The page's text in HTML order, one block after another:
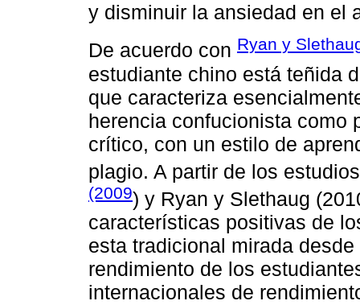
y disminuir la ansiedad en el
De acuerdo con Ryan y
estudiante chino está teñida
que caracteriza
herencia confucionista como
crítico, con un estilo de
plagio. A partir de los
(2009) y Ryan y Slethaug
características positivas de
esta tradicional mirada
rendimiento de los
internacionales de